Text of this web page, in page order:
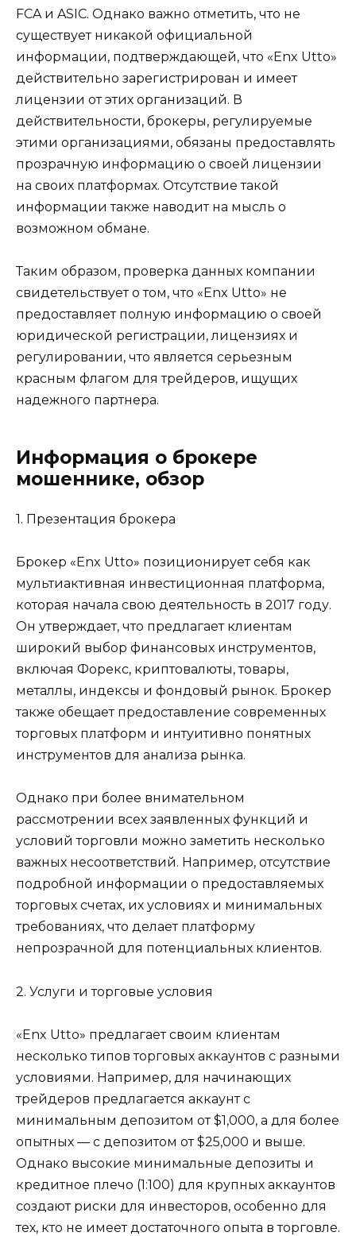
FCA и ASIC. Однако важно отметить, что не
существует никакой официальной
информации, подтверждающей, что «Enx Utto»
действительно зарегистрирован и имеет
лицензии от этих организаций. В
действительности, брокеры, регулируемые
этими организациями, обязаны предоставлять
прозрачную информацию о своей лицензии
на своих платформах. Отсутствие такой
информации также наводит на мысль о
возможном обмане.
Таким образом, проверка данных компании
свидетельствует о том, что «Enx Utto» не
предоставляет полную информацию о своей
юридической регистрации, лицензиях и
регулировании, что является серьезным
красным флагом для трейдеров, ищущих
надежного партнера.
Информация о брокере
мошеннике, обзор
1. Презентация брокера
Брокер «Enx Utto» позиционирует себя как
мультиактивная инвестиционная платформа,
которая начала свою деятельность в 2017 году.
Он утверждает, что предлагает клиентам
широкий выбор финансовых инструментов,
включая Форекс, криптовалюты, товары,
металлы, индексы и фондовый рынок. Брокер
также обещает предоставление современных
торговых платформ и интуитивно понятных
инструментов для анализа рынка.
Однако при более внимательном
рассмотрении всех заявленных функций и
условий торговли можно заметить несколько
важных несоответствий. Например, отсутствие
подробной информации о предоставляемых
торговых счетах, их условиях и минимальных
требованиях, что делает платформу
непрозрачной для потенциальных клиентов.
2. Услуги и торговые условия
«Enx Utto» предлагает своим клиентам
несколько типов торговых аккаунтов с разными
условиями. Например, для начинающих
трейдеров предлагается аккаунт с
минимальным депозитом от $1,000, а для более
опытных — с депозитом от $25,000 и выше.
Однако высокие минимальные депозиты и
кредитное плечо (1:100) для крупных аккаунтов
создают риски для инвесторов, особенно для
тех, кто не имеет достаточного опыта в торговле.